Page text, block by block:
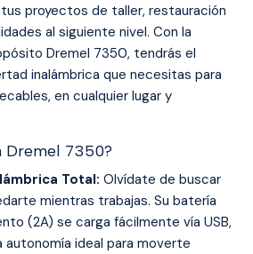
proyectos de taller, restauración
al siguiente nivel. Con la
Dremel 7350, tendrás el
inalámbrica que necesitas para
en cualquier lugar y
Dremel 7350?
Total: Olvídate de buscar
mientras trabajas. Su batería
(2A) se carga fácilmente vía USB,
ideal para moverte